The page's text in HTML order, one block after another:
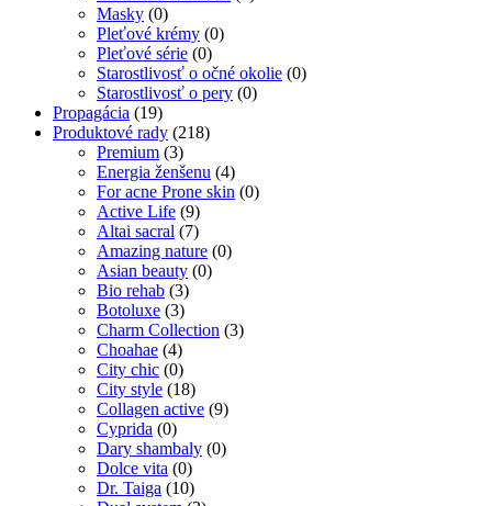
Masky (0)
Pleťové krémy (0)
Pleťové série (0)
Starostlivosť o očné okolie (0)
Starostlivosť o pery (0)
Propagácia (19)
Produktové rady (218)
Premium (3)
Energia ženšenu (4)
For acne Prone skin (0)
Active Life (9)
Altai sacral (7)
Amazing nature (0)
Asian beauty (0)
Bio rehab (3)
Botoluxe (3)
Charm Collection (3)
Choahae (4)
City chic (0)
City style (18)
Collagen active (9)
Cyprida (0)
Dary shambaly (0)
Dolce vita (0)
Dr. Taiga (10)